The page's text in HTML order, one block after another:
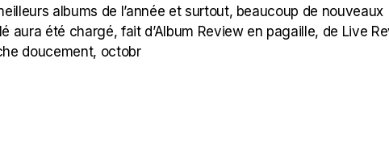
albums de l’année et surtout, beaucoup de nouveaux
aura été chargé, fait d’Album Review en pagaille, de Live
doucement, octobr